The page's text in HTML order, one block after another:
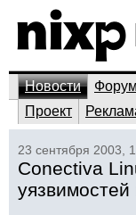
Новости Форум
Проект
23 сентября 2003,
Conectiva
уязвимостей